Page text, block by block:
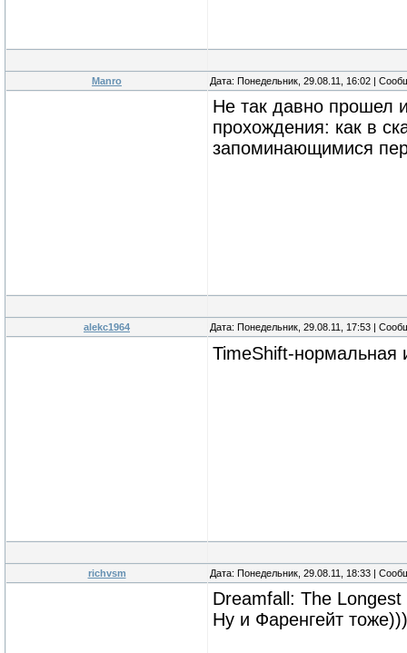
Manro Дата: Понедельник, 29.08.11, 16:02 |
Не так давно прошел
прохождения: как в
запоминающимися
alekc1964 Дата: Понедельник, 29.08.11, 17:53 |
TimeShift-нормальная
richvsm Дата: Понедельник, 29.08.11, 18:33 |
Dreamfall: The Longest
Ну и Фаренгейт тоже)))